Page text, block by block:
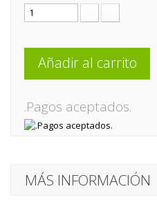
Añadir al carrito
.Pagos aceptados.
MÁS INFORMACIÓN